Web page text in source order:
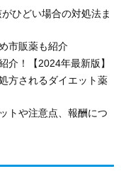
ひどい場合の対処法ま
市販薬も紹介
介！【2024年最新版】
方されるダイエット薬
トや注意点、報酬につ